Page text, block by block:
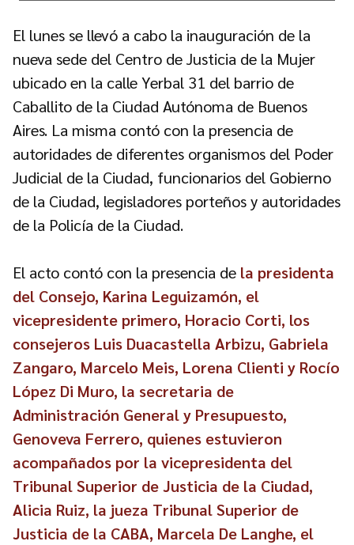
El lunes se llevó a cabo la inauguración de la
nueva sede del Centro de Justicia de la Mujer
ubicado en la calle Yerbal 31 del barrio de
Caballito de la Ciudad Autónoma de Buenos
Aires. La misma contó con la presencia de
autoridades de diferentes organismos del Poder
Judicial de la Ciudad, funcionarios del Gobierno
de la Ciudad, legisladores porteños y autoridades
de la Policía de la Ciudad.
El acto contó con la presencia de la presidenta
del Consejo, Karina Leguizamón, el
vicepresidente primero, Horacio Corti, los
consejeros Luis Duacastella Arbizu, Gabriela
Zangaro, Marcelo Meis, Lorena Clienti y Rocío
López Di Muro, la secretaria de
Administración General y Presupuesto,
Genoveva Ferrero, quienes estuvieron
acompañados por la vicepresidenta del
Tribunal Superior de Justicia de la Ciudad,
Alicia Ruiz, la jueza Tribunal Superior de
Justicia de la CABA, Marcela De Langhe, el